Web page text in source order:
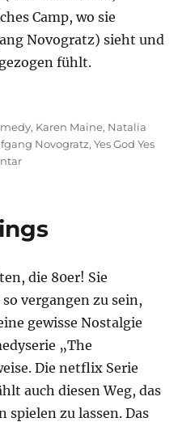
Camp, wo sie
Novogratz) sieht und
fühlt.
, Karen Maine, Natalia
Novogratz,Yes God Yes
zu
die 80er! Sie
vergangen zu sein,
gewisse Nostalgie
„The
Die netflix Serie
auch diesen Weg, das
spielen zu lassen. Das